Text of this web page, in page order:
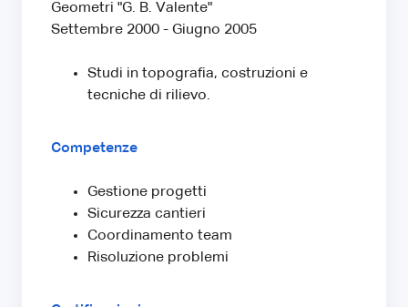
Geometri "G. B. Valente"
Settembre 2000 - Giugno 2005
Studi in topografia, costruzioni e
tecniche di rilievo.
Competenze
Gestione progetti
Sicurezza cantieri
Coordinamento team
Risoluzione problemi